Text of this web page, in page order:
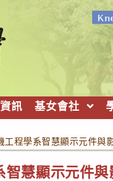
訊 基女會社
工程學系智慧顯示元件與
智慧顯示元件